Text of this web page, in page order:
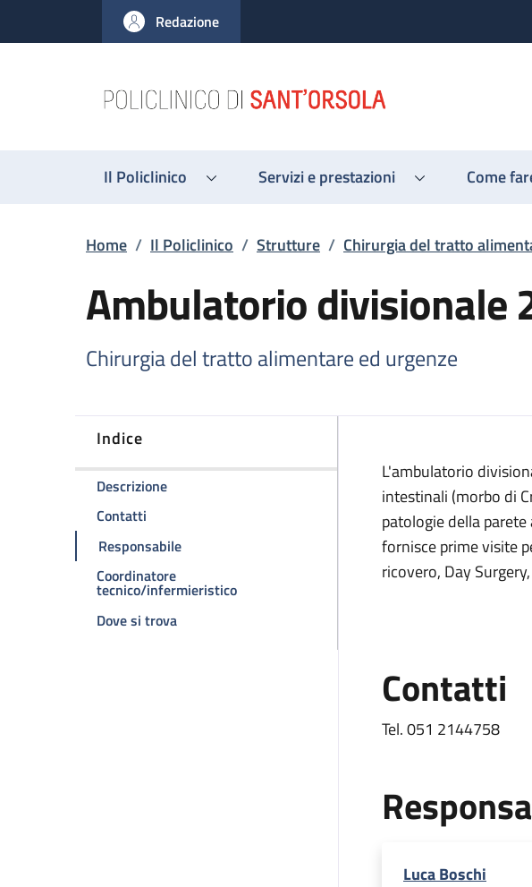
al contenuto principale
to footer content
Redazione
Il Policlinico Servizi e prestazioni Come
Briciole di pane
Home / Il Policlinico / Strutture / Chirurgia del tratto
Ambulatorio divisionale
Chirurgia del tratto alimentare ed urgenze
Indice
Descrizionedella pagina Ambulatorio divisionale 2
Contatti
Responsabiledella pagina Ambulatorio divisionale 2
Coordinatore
tecnico/infermieristicodella pagina Ambulatorio divisionale 2
Dove si trovadella pagina Ambulatorio divisionale 2
L'ambulatorio
intestinali (morbo di
patologie della
fornisce prime visite
ricovero, Day
Contatti
Tel. 051 2144758
Luca Boschi